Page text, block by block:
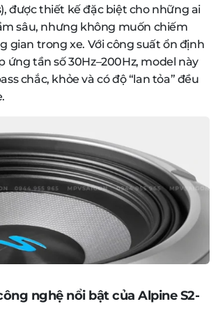
được thiết kế đặc biệt cho những ai
sâu, nhưng không muốn chiếm
gian trong xe. Với công suất ổn định
ứng tần số 30Hz–200Hz, model này
chắc, khỏe và có độ “lan tỏa” đều
nghệ nổi bật của Alpine S2-